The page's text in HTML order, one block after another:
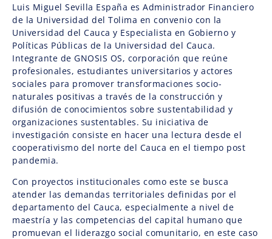
Luis Miguel Sevilla España es Administrador Financiero
de la Universidad del Tolima en convenio con la
Universidad del Cauca y Especialista en Gobierno y
Políticas Públicas de la Universidad del Cauca.
Integrante de GNOSIS OS, corporación que reúne
profesionales, estudiantes universitarios y actores
sociales para promover transformaciones socio-
naturales positivas a través de la construcción y
difusión de conocimientos sobre sustentabilidad y
organizaciones sustentables. Su iniciativa de
investigación consiste en hacer una lectura desde el
cooperativismo del norte del Cauca en el tiempo post
pandemia.
Con proyectos institucionales como este se busca
atender las demandas territoriales definidas por el
departamento del Cauca, especialmente a nivel de
maestría y las competencias del capital humano que
promuevan el liderazgo social comunitario, en este caso